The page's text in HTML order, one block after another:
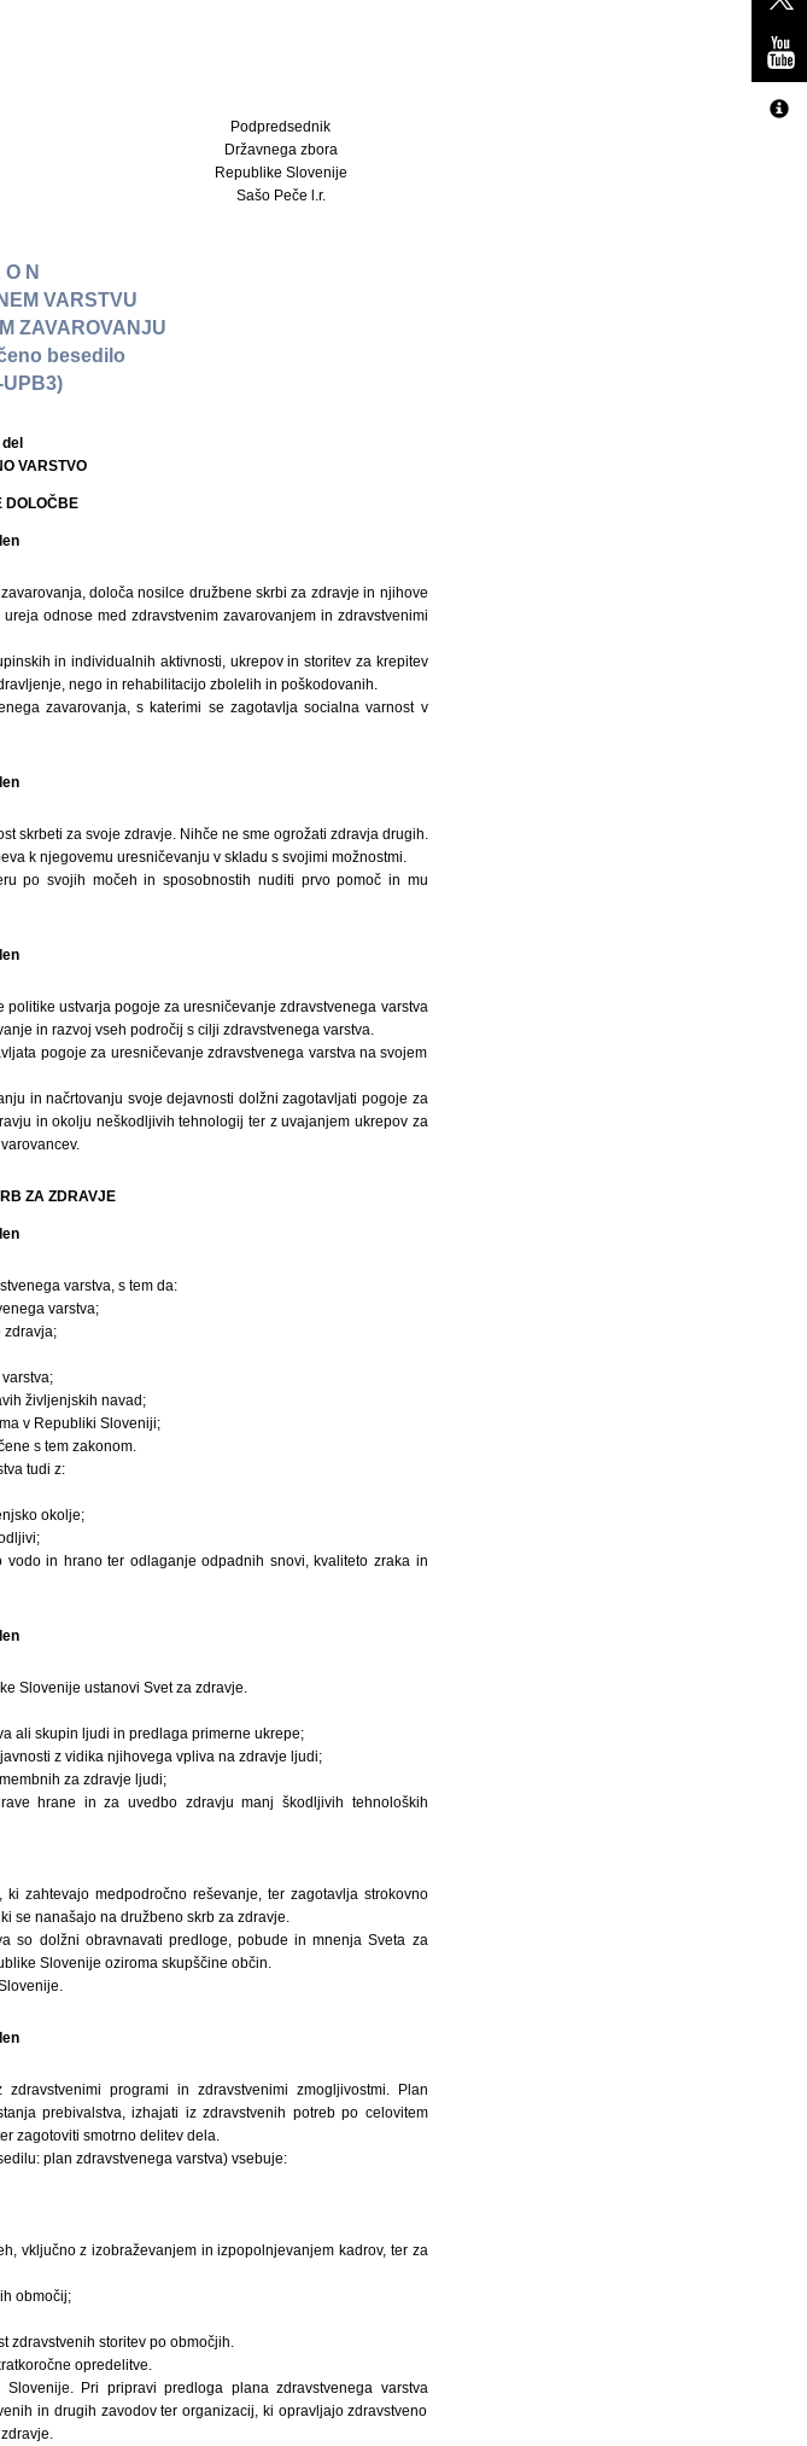
Podpredsednik
Državnega zbora
Republike Slovenije
Sašo Peče l.r.
O N
VARSTVU
ZAVAROVANJU
besedilo
UPB3)
VARSTVO
DOLOČBE
določa nosilce družbene skrbi za zdravje in njihove
odnose med zdravstvenim zavarovanjem in zdravstvenimi
in individualnih aktivnosti, ukrepov in storitev za krepitev
nego in rehabilitacijo zbolelih in poškodovanih.
zavarovanja, s katerimi se zagotavlja socialna varnost v
skrbeti za svoje zdravje. Nihče ne sme ogrožati zdravja drugih.
k njegovemu uresničevanju v skladu s svojimi možnostmi.
po svojih močeh in sposobnostih nuditi prvo pomoč in mu
ustvarja pogoje za uresničevanje zdravstvenega varstva
in razvoj vseh področij s cilji zdravstvenega varstva.
pogoje za uresničevanje zdravstvenega varstva na svojem
in načrtovanju svoje dejavnosti dolžni zagotavljati pogoje za
in okolju neškodljivih tehnologij ter z uvajanjem ukrepov za
ZA ZDRAVJE
varstva, s tem da:
varstva;
zdravja;
življenjskih navad;
v Republiki Sloveniji;
s tem zakonom.
tudi z:
okolje;
in hrano ter odlaganje odpadnih snovi, kvaliteto zraka in
Slovenije ustanovi Svet za zdravje.
ali skupin ljudi in predlaga primerne ukrepe;
z vidika njihovega vpliva na zdravje ljudi;
za zdravje ljudi;
hrane in za uvedbo zdravju manj škodljivih tehnoloških
zahtevajo medpodročno reševanje, ter zagotavlja strokovno
se nanašajo na družbeno skrb za zdravje.
so dolžni obravnavati predloge, pobude in mnenja Sveta za
Slovenije oziroma skupščine občin.
programi in zdravstvenimi zmogljivostmi. Plan
prebivalstva, izhajati iz zdravstvenih potreb po celovitem
zagotoviti smotrno delitev dela.
plan zdravstvenega varstva) vsebuje:
vključno z izobraževanjem in izpopolnjevanjem kadrov, ter za
območij;
zdravstvenih storitev po območjih.
opredelitve.
Pri pripravi predloga plana zdravstvenega varstva
in drugih zavodov ter organizacij, ki opravljajo zdravstveno